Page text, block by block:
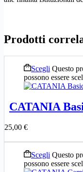
Prodotti
Scegli Questo
possono essere
CATANIA
25,00 €
Scegli Questo
possono essere